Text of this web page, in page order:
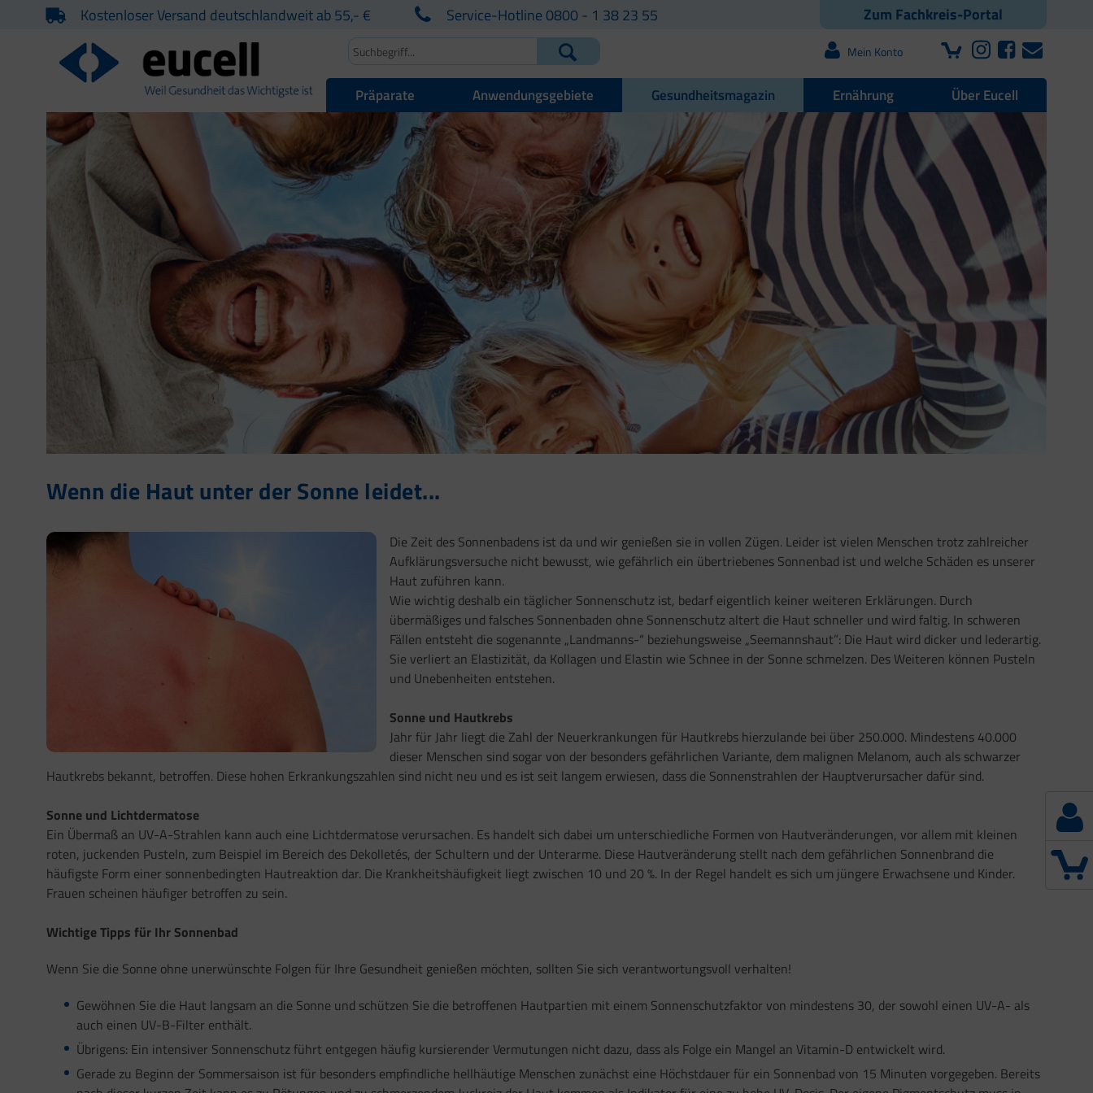
Zum Fachkreis-Portal
Kostenloser Versand deutschlandweit ab 55,- € Service-Hotline 0800 - 1 38 23 55
Mein Konto
Präparate Anwendungsgebiete Gesundheitsmagazin Ernährung Über Eucell
Wenn die Haut unter der Sonne leidet...
Die Zeit des Sonnenbadens ist da und wir genießen sie in vollen Zügen. Leider ist vielen Menschen trotz zahlreicher
Aufklärungsversuche nicht bewusst, wie gefährlich ein übertriebenes Sonnenbad ist und welche Schäden es unserer
Haut zuführen kann.
Wie wichtig deshalb ein täglicher Sonnenschutz ist, bedarf eigentlich keiner weiteren Erklärungen. Durch
übermäßiges und falsches Sonnenbaden ohne Sonnenschutz altert die Haut schneller und wird faltig. In schweren
Fällen entsteht die sogenannte „Landmanns-“ beziehungsweise „Seemannshaut”: Die Haut wird dicker und lederartig.
Sie verliert an Elastizität, da Kollagen und Elastin wie Schnee in der Sonne schmelzen. Des Weiteren können Pusteln
und Unebenheiten entstehen.
Sonne und Hautkrebs
Jahr für Jahr liegt die Zahl der Neuerkrankungen für Hautkrebs hierzulande bei über 250.000. Mindestens 40.000
dieser Menschen sind sogar von der besonders gefährlichen Variante, dem malignen Melanom, auch als schwarzer
Hautkrebs bekannt, betroffen. Diese hohen Erkrankungszahlen sind nicht neu und es ist seit langem erwiesen, dass die Sonnenstrahlen der Hauptverursacher dafür sind.
Sonne und Lichtdermatose
Ein Übermaß an UV-A-Strahlen kann auch eine Lichtdermatose verursachen. Es handelt sich dabei um unterschiedliche Formen von Hautveränderungen, vor allem mit kleinen
roten, juckenden Pusteln, zum Beispiel im Bereich des Dekolletés, der Schultern und der Unterarme. Diese Hautveränderung stellt nach dem gefährlichen Sonnenbrand die
häufigste Form einer sonnenbedingten Hautreaktion dar. Die Krankheitshäufigkeit liegt zwischen 10 und 20 %. In der Regel handelt es sich um jüngere Erwachsene und Kinder.
Frauen scheinen häufiger betroffen zu sein.
Wichtige Tipps für Ihr Sonnenbad
Wenn Sie die Sonne ohne unerwünschte Folgen für Ihre Gesundheit genießen möchten, sollten Sie sich verantwortungsvoll verhalten!
Gewöhnen Sie die Haut langsam an die Sonne und schützen Sie die betroffenen Hautpartien mit einem Sonnenschutzfaktor von mindestens 30, der sowohl einen UV-A- als
auch einen UV-B-Filter enthält.
Übrigens: Ein intensiver Sonnenschutz führt entgegen häufig kursierender Vermutungen nicht dazu, dass als Folge ein Mangel an Vitamin-D entwickelt wird.
Gerade zu Beginn der Sommersaison ist für besonders empfindliche hellhäutige Menschen zunächst eine Höchstdauer für ein Sonnenbad von 15 Minuten vorgegeben. Bereits